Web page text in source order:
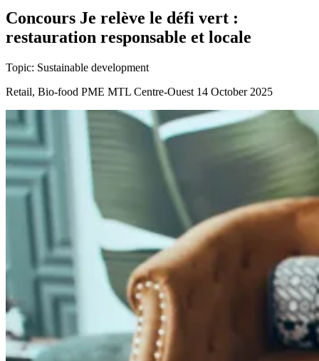
Concours Je relève le défi vert :
restauration responsable et locale
Topic: Sustainable development
Retail, Bio-food PME MTL Centre-Ouest 14 October 2025